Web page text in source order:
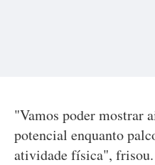
"Vamos poder mostrar
potencial enquanto
atividade física", frisou.